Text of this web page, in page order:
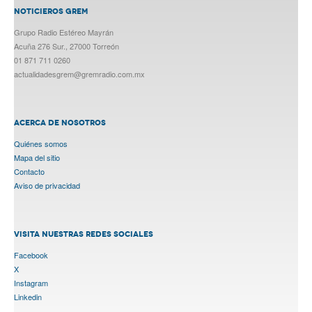
NOTICIEROS GREM
Grupo Radio Estéreo Mayrán
Acuña 276 Sur., 27000 Torreón
01 871 711 0260
actualidadesgrem@gremradio.com.mx
ACERCA DE NOSOTROS
Quiénes somos
Mapa del sitio
Contacto
Aviso de privacidad
VISITA NUESTRAS REDES SOCIALES
Facebook
X
Instagram
Linkedin